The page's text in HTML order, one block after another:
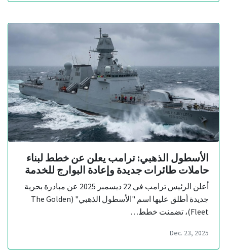
الأسطول الذهبي: ترامب يعلن عن خطط لبناء
حاملات طائرات جديدة وإعادة البوارج للخدمة
أعلن الرئيس ترامب في 22 ديسمبر 2025 عن مبادرة بحرية
جديدة أطلق عليها اسم "الأسطول الذهبي" (The Golden
Fleet)، تضمنت خطط…
Dec. 23, 2025